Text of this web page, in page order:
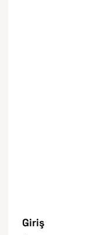
Giriş